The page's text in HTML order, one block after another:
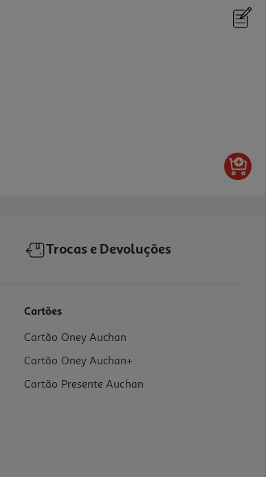
Trocas e Devoluções
Cartões
Cartão Oney Auchan
Cartão Oney Auchan+
Cartão Presente Auchan